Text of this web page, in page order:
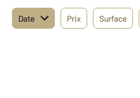
Date Prix Surface